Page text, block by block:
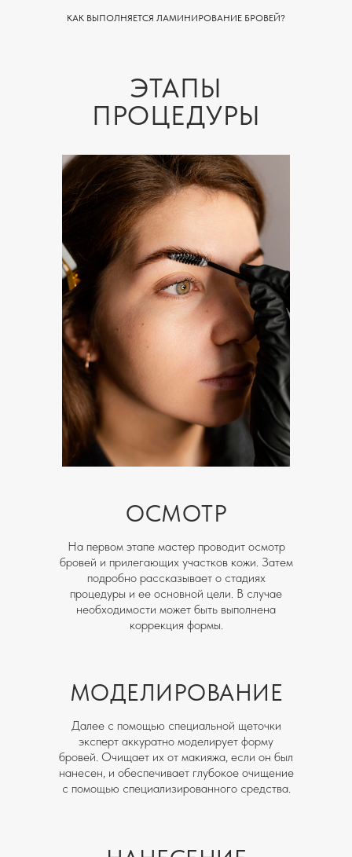
ЭТАПЫ
ПРОЦЕДУРЫ
На первом этапе мастер проводит осмотр
бровей и прилегающих участков кожи. Затем
подробно рассказывает о стадиях
процедуры и ее основной цели. В случае
необходимости может быть выполнена
коррекция формы.
ОСМОТР
Далее с помощью специальной щеточки
эксперт аккуратно моделирует форму
бровей. Очищает их от макияжа, если он был
нанесен, и обеспечивает глубокое очищение
с помощью специализированного средства.
МОДЕЛИРОВАНИЕ
КАК ВЫПОЛНЯЕТСЯ ЛАМИНИРОВАНИЕ БРОВЕЙ?